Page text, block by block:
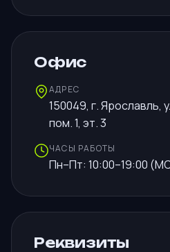
Офис
АДРЕС
150049, г. Ярославль,
пом. 1, эт. 3
ЧАСЫ РАБОТЫ
Пн–Пт: 10:00–19:00
Реквизиты